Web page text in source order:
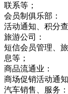
联系等；
会员制俱乐部：
活动通知、积分
旅游公司：
短信会员管理、
息等；
商品流通业：
商场促销活动通
汽车销售、服务：